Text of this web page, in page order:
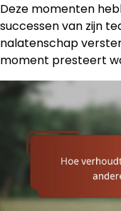
Deze momenten
successen van zijn
nalatenschap
moment presteert